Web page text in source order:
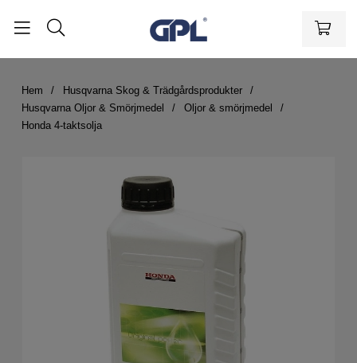
Hem
Husqvarna Skog & Trädgårdsprodukter
Husqvarna Oljor & Smörjmedel
Oljor & smörjmedel
Honda 4-taktsolja